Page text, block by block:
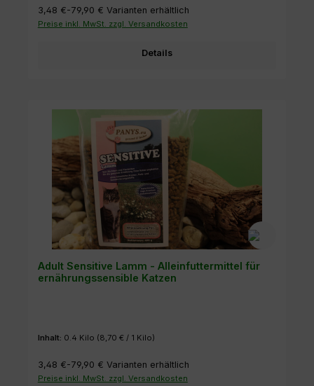
3,48 €-79,90 € Varianten erhältlich
Preise inkl. MwSt. zzgl. Versandkosten
Details
Adult Sensitive Lamm - Alleinfuttermittel für
ernährungssensible Katzen
Inhalt: 0.4 Kilo (8,70 € / 1 Kilo)
3,48 €-79,90 € Varianten erhältlich
Preise inkl. MwSt. zzgl. Versandkosten